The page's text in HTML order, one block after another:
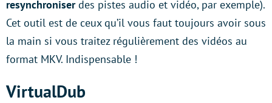
resynchroniserdes pistes audio et vidéo, par exemple).
Cet outil est de ceux qu’il vous faut toujours avoir sous
la main si vous traitez régulièrement des vidéos au
format MKV. Indispensable !
VirtualDub